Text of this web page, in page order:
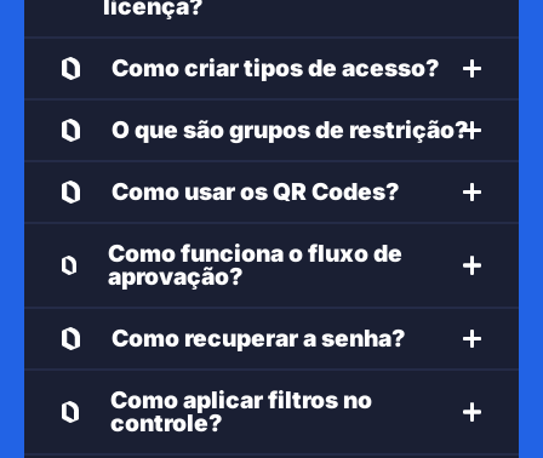
licença?
Como criar tipos de acesso?
O que são grupos de restrição?
Como usar os QR Codes?
Como funciona o fluxo de
aprovação?
Como recuperar a senha?
Como aplicar filtros no
controle?